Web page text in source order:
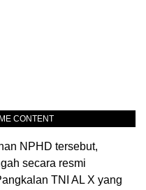
CONTENT
NPHD tersebut,
secara resmi
TNI AL X yang